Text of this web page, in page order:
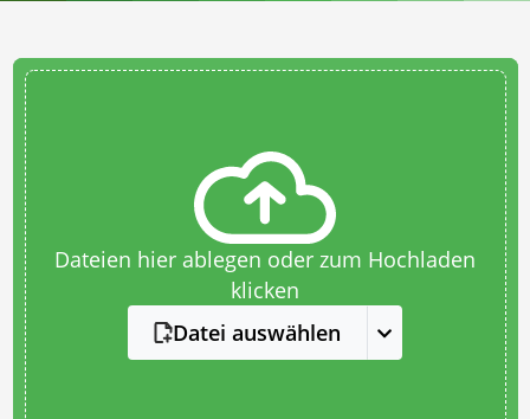
Dateien hier ablegen oder zum Hochladen
klicken
Datei auswählen